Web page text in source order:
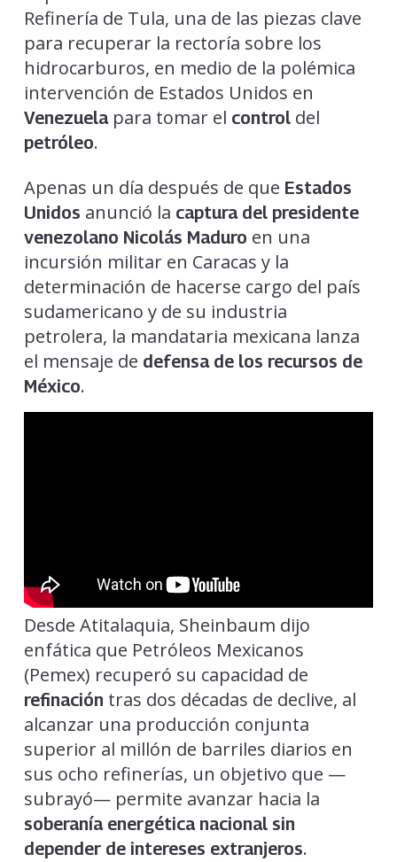
Refinería de Tula, una de las piezas clave
para recuperar la rectoría sobre los
hidrocarburos, en medio de la polémica
intervención de Estados Unidos en
Venezuelapara tomar el controldel
petróleo.
Apenas un día después de que Estados
Unidos anunció la captura del presidente
venezolano Nicolás Maduro en una
incursión militar en Caracas y la
determinación de hacerse cargo del país
sudamericano y de su industria
petrolera, la mandataria mexicana lanza
el mensaje de defensa de los recursos de
México.
Desde Atitalaquia, Sheinbaum dijo
enfática que Petróleos Mexicanos
(Pemex) recuperó su capacidad de
refinación tras dos décadas de declive, al
alcanzar una producción conjunta
superior al millón de barriles diarios en
sus ocho refinerías, un objetivo que —
subrayó— permite avanzar hacia la
soberanía energética nacional sin
dependerde intereses extranjeros.